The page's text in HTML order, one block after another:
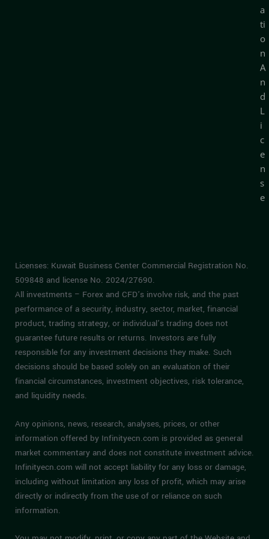
a
ti
o
n
A
n
d
L
i
c
e
n
s
e
Licenses: Kuwait Business Center Commercial Registration No.
509848 and license No. 2024/27690.
All investments – Forex and CFD’s involve risk, and the past
performance of a security, industry, sector, market, financial
product, trading strategy, or individual’s trading does not
guarantee future results or returns. Investors are fully
responsible for any investment decisions they make. Such
decisions should be based solely on an evaluation of their
financial circumstances, investment objectives, risk tolerance,
and liquidity needs.
Any opinions, news, research, analyses, prices, or other
information offered by Infinityecn.com is provided as general
market commentary and does not constitute investment advice.
Infinityecn.com will not accept liability for any loss or damage,
including without limitation any loss of profit, which may arise
directly or indirectly from the use of or reliance on such
information.